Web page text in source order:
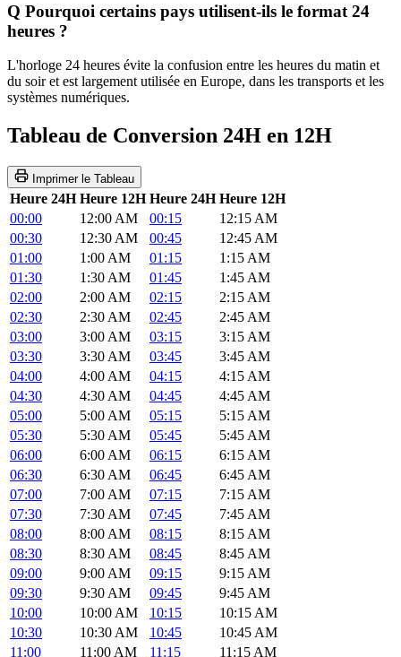
Q Pourquoi certains pays utilisent-ils le format 24
heures ?
L'horloge 24 heures évite la confusion entre les heures du matin et
du soir et est largement utilisée en Europe, dans les transports et les
systèmes numériques.
Tableau de Conversion 24H en 12H
Imprimer le Tableau
Heure 24H Heure 12H Heure 24H Heure 12H
00:00
12:00 AM 00:15
12:15 AM
00:30
12:30 AM 00:45
12:45 AM
01:00
1:00 AM 01:15
1:15 AM
01:30
1:30 AM 01:45
1:45 AM
02:00
2:00 AM 02:15
2:15 AM
02:30
2:30 AM 02:45
2:45 AM
03:00
3:00 AM 03:15
3:15 AM
03:30
3:30 AM 03:45
3:45 AM
04:00
4:00 AM 04:15
4:15 AM
04:30
4:30 AM 04:45
4:45 AM
05:00
5:00 AM 05:15
5:15 AM
05:30
5:30 AM 05:45
5:45 AM
06:00
6:00 AM 06:15
6:15 AM
06:30
6:30 AM 06:45
6:45 AM
07:00
7:00 AM 07:15
7:15 AM
07:30
7:30 AM 07:45
7:45 AM
08:00
8:00 AM 08:15
8:15 AM
08:30
8:30 AM 08:45
8:45 AM
09:00
9:00 AM 09:15
9:15 AM
09:30
9:30 AM 09:45
9:45 AM
10:00
10:00 AM 10:15
10:15 AM
10:30
10:30 AM 10:45
10:45 AM
11:00
11:00 AM 11:15
11:15 AM